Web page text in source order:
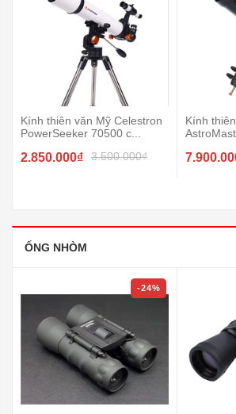
Kính thiên văn Mỹ Celestron
PowerSeeker 70500 c...
2.850.000₫ 3.500.000₫
Kính
ỐNG NHÒM
-24%